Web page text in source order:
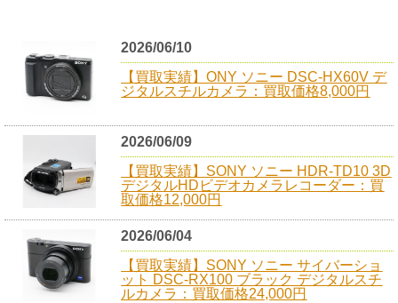
2026/06/10
【買取実績】ONY ソニー DSC-HX60V デ
ジタルスチルカメラ：買取価格8,000円
2026/06/09
【買取実績】SONY ソニー HDR-TD10 3D
デジタルHDビデオカメラレコーダー：買
取価格12,000円
2026/06/04
【買取実績】SONY ソニー サイバーショ
ット DSC-RX100 ブラック デジタルスチ
ルカメラ：買取価格24,000円